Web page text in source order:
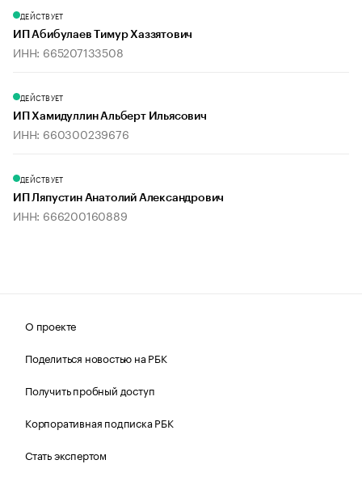
ДЕЙСТВУЕТ
ИП Абибулаев Тимур Хаззятович
ИНН: 665207133508
ДЕЙСТВУЕТ
ИП Хамидуллин Альберт Ильясович
ИНН: 660300239676
ДЕЙСТВУЕТ
ИП Ляпустин Анатолий Александрович
ИНН: 666200160889
О проекте
Поделиться новостью на РБК
Получить пробный доступ
Корпоративная подписка РБК
Стать экспертом